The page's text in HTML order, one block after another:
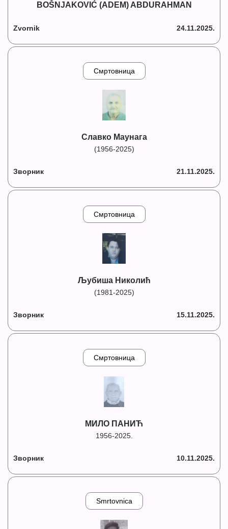
BOŠNJAKOVIĆ (ADEM) ABDURAHMAN
Zvornik 24.11.2025.
Смртовница
Славко Маунага
(1956-2025)
Зворник 21.11.2025.
Смртовница
Љубиша Николић
(1981-2025)
Зворник 15.11.2025.
Смртовница
МИЛО ПАНИЋ
1956-2025.
Зворник 10.11.2025.
Smrtovnica